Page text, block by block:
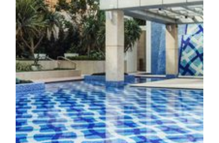
詳しく見る
フィットネスルーム
TRIA内のフィットネスセンターには、最新のトレー
ニング機器と、カーディオから筋力トレーニングまで
対応できる多機能トレーニングユニット「Omnia」を
完備。エアロビクスやストレッチ、ファンクショナル
トレーニングが行える専用スタジオもあり、目的に合
わせた運動が可能です。経験豊富で多言語対応のトレ
ーナーによる健康診断やパーソナルトレーニングプラ
ンもご用意しています。